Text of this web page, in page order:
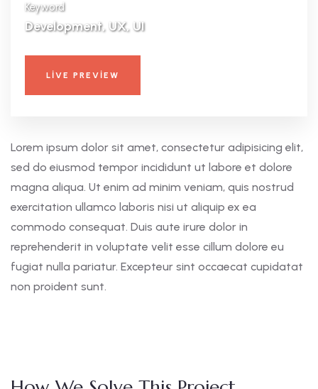
Keyword
Development, UX, UI
LIVE PREVIEW
Lorem ipsum dolor sit amet, consectetur adipisicing elit,
sed do eiusmod tempor incididunt ut labore et dolore
magna aliqua. Ut enim ad minim veniam, quis nostrud
exercitation ullamco laboris nisi ut aliquip ex ea
commodo consequat. Duis aute irure dolor in
reprehenderit in voluptate velit esse cillum dolore eu
fugiat nulla pariatur. Excepteur sint occaecat cupidatat
non proident sunt.